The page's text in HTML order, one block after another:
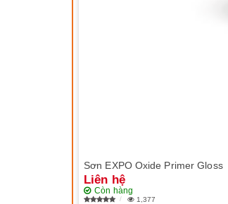
Sơn EXPO Oxide Primer Gloss
Liên hệ
Còn hàng
1,377